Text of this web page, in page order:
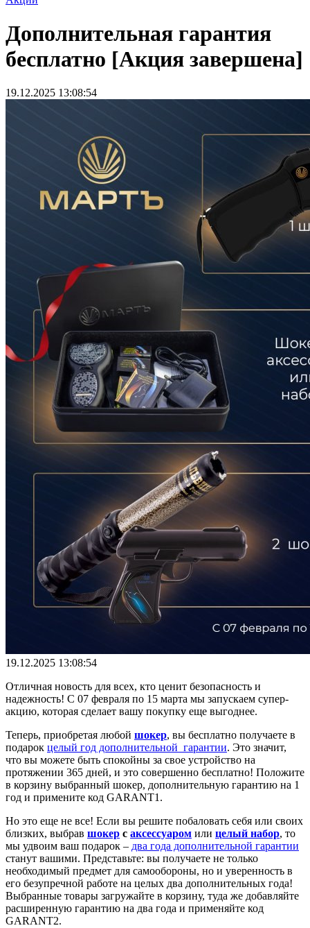
Дополнительная гарантия
бесплатно [Акция завершена]
19.12.2025 13:08:54
19.12.2025 13:08:54
Отличная новость для всех, кто ценит безопасность и
надежность! С 07 февраля по 15 марта мы запускаем супер-
акцию, которая сделает вашу покупку еще выгоднее.
Теперь, приобретая любой шокер, вы бесплатно получаете в
подарок целый год дополнительной гарантии. Это значит,
что вы можете быть спокойны за свое устройство на
протяжении 365 дней, и это совершенно бесплатно! Положите
в корзину выбранный шокер, дополнительную гарантию на 1
год и примените код GARANT1.
Но это еще не все! Если вы решите побаловать себя или своих
близких, выбрав шокер с аксессуаром или целый набор, то
мы удвоим ваш подарок – два года дополнительной гарантии
станут вашими. Представьте: вы получаете не только
необходимый предмет для самообороны, но и уверенность в
его безупречной работе на целых два дополнительных года!
Выбранные товары загружайте в корзину, туда же добавляйте
расширенную гарантию на два года и применяйте код
GARANT2.